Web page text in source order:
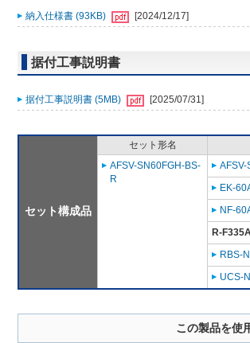
納入仕様書 (93KB) [2024/12/17]
据付工事説明書
据付工事説明書 (5MB) [2025/07/31]
セット構成品
セット形名
AFSV-SN60FGH-BS-
R
EK-
NF-
R-
RBS-
UCS-
この製品を使